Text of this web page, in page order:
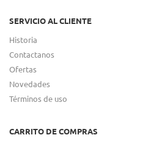
SERVICIO AL CLIENTE
Historia
Contactanos
Ofertas
Novedades
Términos de uso
CARRITO DE COMPRAS